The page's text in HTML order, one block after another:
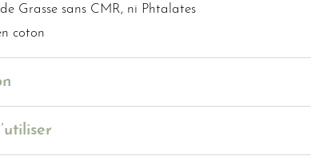
Grasse sans CMR, ni Phtalates
coton